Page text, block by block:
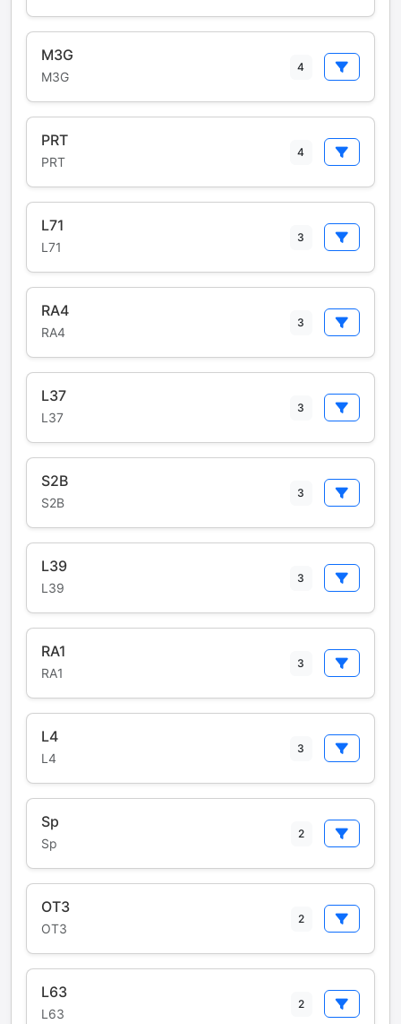
M3G
M3G
4
PRT
PRT
4
L71
L71
3
RA4
RA4
3
L37
L37
3
S2B
S2B
3
L39
L39
3
RA1
RA1
3
L4
L4
3
Sp
Sp
2
OT3
OT3
2
L63
L63
2